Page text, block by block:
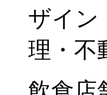
ザイン
理・不